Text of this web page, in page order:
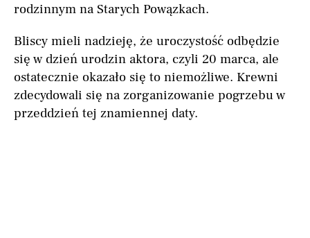
rodzinnym na Starych Powązkach.
Bliscy mieli nadzieję, że uroczystość odbędzie
się w dzień urodzin aktora, czyli 20 marca, ale
ostatecznie okazało się to niemożliwe. Krewni
zdecydowali się na zorganizowanie pogrzebu w
przeddzień tej znamiennej daty.